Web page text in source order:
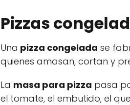
Pizzas
Una pizza congelada se
quienes amasan, cortan y
La masa para pizza pasa
el tomate, el embutido, el